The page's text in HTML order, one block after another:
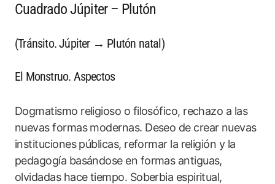
Cuadrado Júpiter – Plutón
(Tránsito. Júpiter → Plutón natal)
El Monstruo. Aspectos
Dogmatismo religioso o filosófico, rechazo a las
nuevas formas modernas. Deseo de crear nuevas
instituciones públicas, reformar la religión y la
pedagogía basándose en formas antiguas,
olvidadas hace tiempo. Soberbia espiritual,